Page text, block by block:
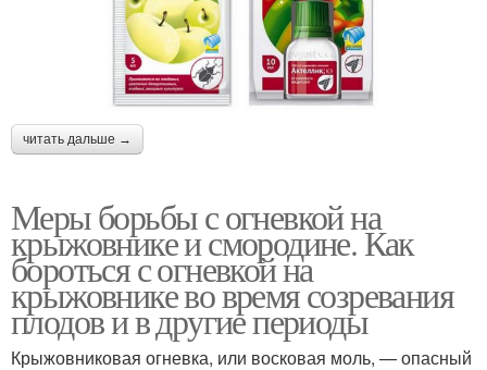
читать дальше →
Меры борьбы с огневкой на
крыжовнике и смородине. Как
бороться с огневкой на
крыжовнике во время созревания
плодов и в другие периоды
Крыжовниковая огневка, или восковая моль, — опасный